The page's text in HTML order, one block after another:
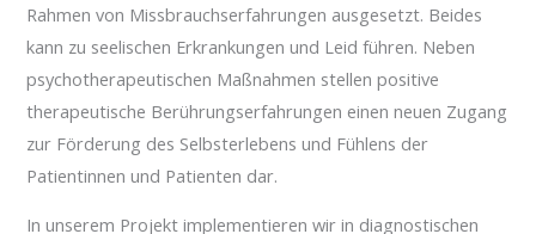
Rahmen von Missbrauchserfahrungen ausgesetzt. Beides
kann zu seelischen Erkrankungen und Leid führen. Neben
psychotherapeutischen Maßnahmen stellen positive
therapeutische Berührungserfahrungen einen neuen Zugang
zur Förderung des Selbsterlebens und Fühlens der
Patientinnen und Patienten dar.
In unserem Projekt implementieren wir in diagnostischen